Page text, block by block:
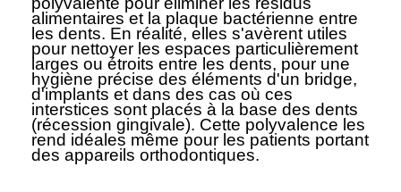
alimentaires et la plaque bactérienne entre
les dents. En réalité, elles s'avèrent utiles
pour nettoyer les espaces particulièrement
larges ou étroits entre les dents, pour une
hygiène précise des éléments d'un bridge,
d'implants et dans des cas où ces
interstices sont placés à la base des dents
(récession gingivale). Cette polyvalence les
rend idéales même pour les patients portant
des appareils orthodontiques.